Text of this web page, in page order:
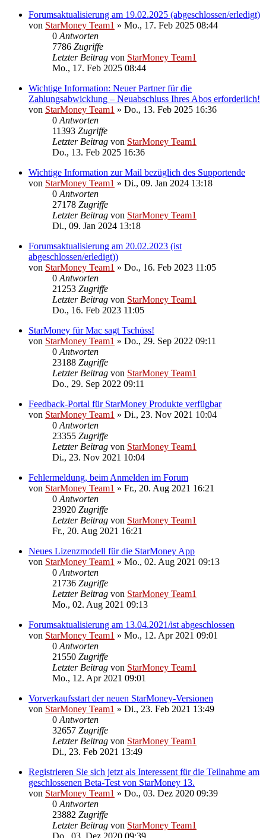
Forumsaktualisierung am 19.02.2025 (abgeschlossen/erledigt)
von StarMoney Team1 » Mo., 17. Feb 2025 08:44
0 Antworten
7786 Zugriffe
Letzter Beitrag von StarMoney Team1
Mo., 17. Feb 2025 08:44
Wichtige Information: Neuer Partner für die
Zahlungsabwicklung – Neuabschluss Ihres Abos erforderlich!
von StarMoney Team1 » Do., 13. Feb 2025 16:36
0 Antworten
11393 Zugriffe
Letzter Beitrag von StarMoney Team1
Do., 13. Feb 2025 16:36
Wichtige Information zur Mail bezüglich des Supportende
von StarMoney Team1 » Di., 09. Jan 2024 13:18
0 Antworten
27178 Zugriffe
Letzter Beitrag von StarMoney Team1
Di., 09. Jan 2024 13:18
Forumsaktualisierung am 20.02.2023 (ist
abgeschlossen/erledigt))
von StarMoney Team1 » Do., 16. Feb 2023 11:05
0 Antworten
21253 Zugriffe
Letzter Beitrag von StarMoney Team1
Do., 16. Feb 2023 11:05
StarMoney für Mac sagt Tschüss!
von StarMoney Team1 » Do., 29. Sep 2022 09:11
0 Antworten
23188 Zugriffe
Letzter Beitrag von StarMoney Team1
Do., 29. Sep 2022 09:11
Feedback-Portal für StarMoney Produkte verfügbar
von StarMoney Team1 » Di., 23. Nov 2021 10:04
0 Antworten
23355 Zugriffe
Letzter Beitrag von StarMoney Team1
Di., 23. Nov 2021 10:04
Fehlermeldung, beim Anmelden im Forum
von StarMoney Team1 » Fr., 20. Aug 2021 16:21
0 Antworten
23920 Zugriffe
Letzter Beitrag von StarMoney Team1
Fr., 20. Aug 2021 16:21
Neues Lizenzmodell für die StarMoney App
von StarMoney Team1 » Mo., 02. Aug 2021 09:13
0 Antworten
21736 Zugriffe
Letzter Beitrag von StarMoney Team1
Mo., 02. Aug 2021 09:13
Forumsaktualisierung am 13.04.2021/ist abgeschlossen
von StarMoney Team1 » Mo., 12. Apr 2021 09:01
0 Antworten
21550 Zugriffe
Letzter Beitrag von StarMoney Team1
Mo., 12. Apr 2021 09:01
Vorverkaufsstart der neuen StarMoney-Versionen
von StarMoney Team1 » Di., 23. Feb 2021 13:49
0 Antworten
32657 Zugriffe
Letzter Beitrag von StarMoney Team1
Di., 23. Feb 2021 13:49
Registrieren Sie sich jetzt als Interessent für die Teilnahme am
geschlossenen Beta-Test von StarMoney 13.
von StarMoney Team1 » Do., 03. Dez 2020 09:39
0 Antworten
23882 Zugriffe
Letzter Beitrag von StarMoney Team1
Do., 03. Dez 2020 09:39